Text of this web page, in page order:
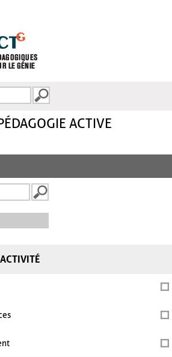
ACTIVE